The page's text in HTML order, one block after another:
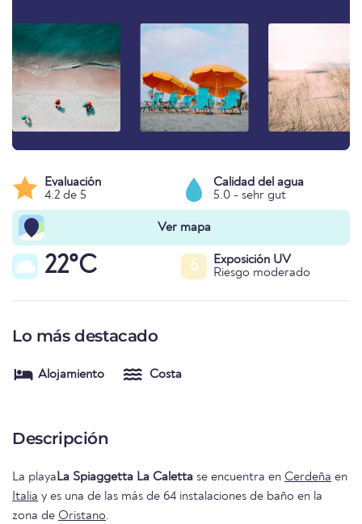
Evaluación
4.2 de 5
Calidad del agua
5.0 - sehr gut
Ver mapa
22°C 6
Exposición UV
Riesgo moderado
Lo más destacado
Alojamiento Costa
Descripción
La playaLa Spiaggetta La Caletta se encuentra en Cerdeña en
Italia y es una de las más de 64 instalaciones de baño en la
zona de Oristano.